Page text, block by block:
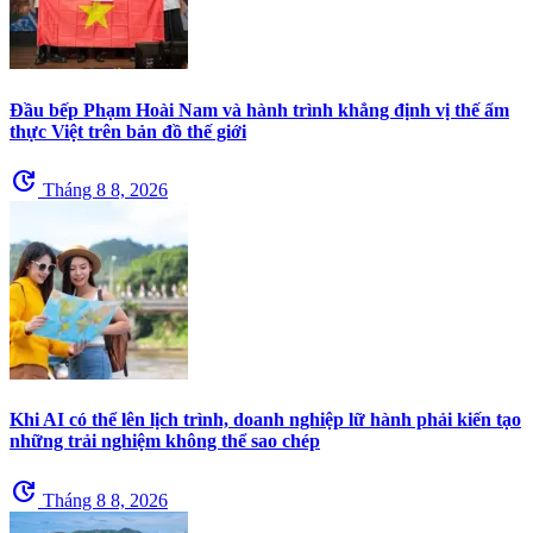
Đầu bếp Phạm Hoài Nam và hành trình khẳng định vị thế ẩm
thực Việt trên bản đồ thế giới
update Tháng 8 8, 2026
Khi AI có thể lên lịch trình, doanh nghiệp lữ hành phải kiến tạo
những trải nghiệm không thể sao chép
update Tháng 8 8, 2026